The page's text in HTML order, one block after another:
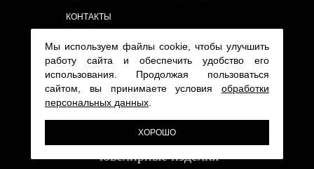
КОНТАКТЫ
Мы используем файлы cookie, чтобы улучшить
работу сайта и обеспечить удобство его
использования. Продолжая пользоваться
сайтом, вы принимаете условия обработки
персональных данных
ХОРОШО